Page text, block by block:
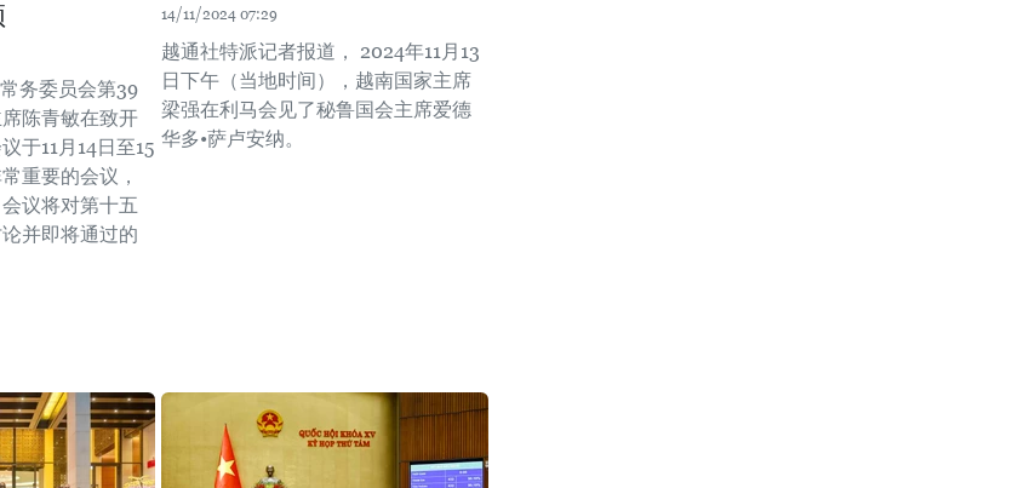
务委员会第39
陈青敏在致开
于11月14日至15
重要的会议，
议将对第十五
并即将通过的
14/11/2024 07:29
越通社特派记者报道， 2024年11月13
日下午（当地时间），越南国家主席
梁强在利马会见了秘鲁国会主席爱德
华多•萨卢安纳。